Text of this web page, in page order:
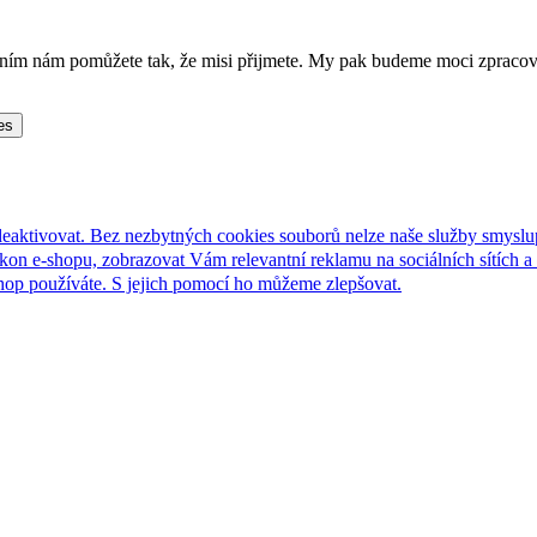
nám pomůžete tak, že misi přijmete. My pak budeme moci
Bez nezbytných cookies souborů nelze naše služby
e-shopu, zobrazovat Vám relevantní reklamu na sociálních sítích
používáte. S jejich pomocí ho můžeme zlepšovat.